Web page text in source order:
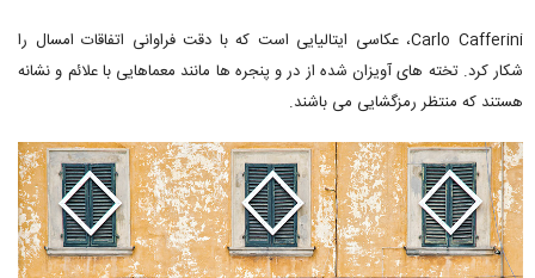
Carlo Cafferini، عکاسی ایتالیایی است که با دقت فراوانی اتفاقات امسال را
شکار کرد. تخته های آویزان شده از در و پنجره ها مانند معماهایی با علائم و نشانه
هستند که منتظر رمزگشایی می باشند.